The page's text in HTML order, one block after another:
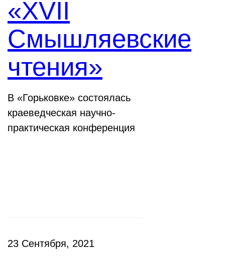
«XVII
Смышляевские
чтения»
В «Горьковке» состоялась
краеведческая научно-
практическая конференция
23 Сентября, 2021